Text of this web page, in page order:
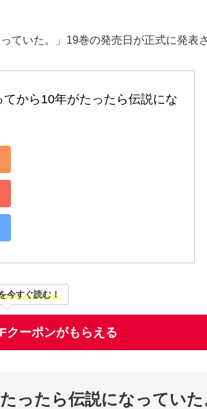
いた。」19巻の発売日が正式に発表
から10年がたったら伝説にな
今すぐ読む！
クーポンがもらえる
ったら伝説になっていた